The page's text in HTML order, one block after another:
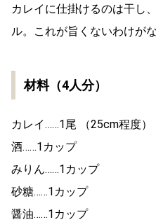
カレイに仕掛けるのは干し
ル。これが旨くないわけがな
材料（4人分）
カレイ……1尾 （25cm程度）
酒……1カップ
みりん……1カップ
砂糖……1カップ
醤油……1カップ